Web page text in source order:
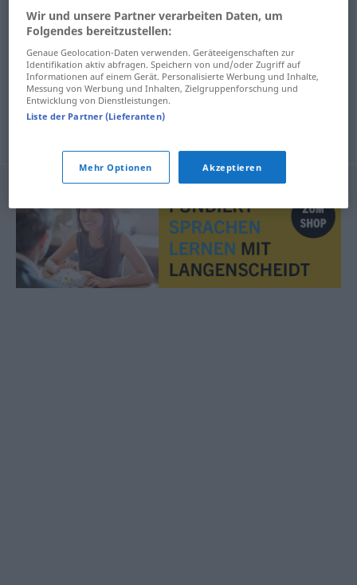
Stumpfheitf tupost
Abgestumpftheitfa. FIGStumpfsinnigkeitf
Blödheitf tupost
Apathief tupost
Wir und unsere Partner verarbeiten Daten, um
Folgendes bereitzustellen:
Genaue Geolocation-Daten verwenden. Geräteeigenschaften zur
Identifikation aktiv abfragen. Speichern von und/oder Zugriff auf
Informationen auf einem Gerät. Personalisierte Werbung und Inhalte,
Messung von Werbung und Inhalten, Zielgruppenforschung und
Entwicklung von Dienstleistungen.
Liste der Partner (Lieferanten)
Mehr Optionen Akzeptieren